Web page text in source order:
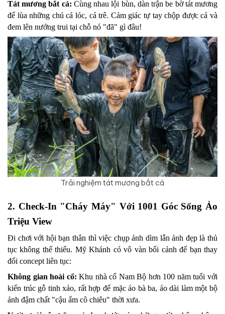
Tát mương bắt cá: Cùng nhau lội bùn, dàn trận be bờ tát mương
để lùa những chú cá lóc, cá trê. Cảm giác tự tay chộp được cá và
đem lên nướng trui tại chỗ nó "đã" gì đâu!
Trải nghiệm tát mương bắt cá
2. Check-In "Cháy Máy" Với 1001 Góc Sống Ảo
Triệu View
Đi chơi với hội bạn thân thì việc chụp ảnh dìm lẫn ảnh đẹp là thủ
tục không thể thiếu. Mỹ Khánh có vô vàn bối cảnh để bạn thay
đổi concept liên tục:
Không gian hoài cổ: Khu nhà cổ Nam Bộ hơn 100 năm tuổi với
kiến trúc gỗ tinh xảo, rất hợp để mặc áo bà ba, áo dài làm một bộ
ảnh đậm chất "cậu ấm cô chiêu" thời xưa.